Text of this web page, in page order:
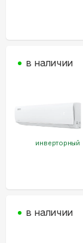
инверторный
в наличии
в наличии